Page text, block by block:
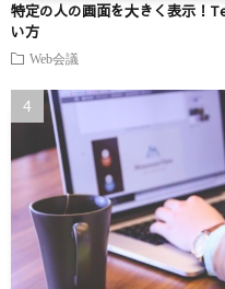
特定の人の画面を大きく表示！
い方
Web会議